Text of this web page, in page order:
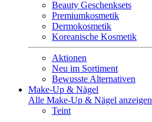
Beauty Geschenksets
Premiumkosmetik
Dermokosmetik
Koreanische Kosmetik
Aktionen
Neu im Sortiment
Bewusste Alternativen
Make-Up & Nägel
Alle Make-Up & Nägel anzeigen
Teint